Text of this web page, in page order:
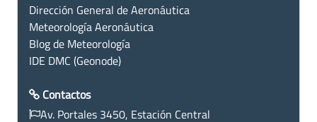
Dirección General de Aeronáutica
Meteorología Aeronáutica
Blog de Meteorología
IDE DMC (Geonode)
Contactos
Av. Portales 3450, Estación Central